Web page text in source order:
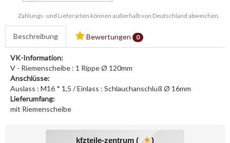
Zahlungs- und Lieferarten können außerhalb von Deutschland abweichen.
Beschreibung Bewertungen 0
VK-Information:
V - Riemenscheibe : 1 Rippe Ø 120mm
Anschlüsse:
Auslass : M16 * 1,5 / Einlass : Schlauchanschluß Ø 16mm
Lieferumfang:
mit Riemenscheibe
kfzteile-zentrum ( )